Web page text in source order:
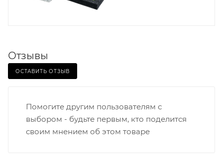
Отзывы
ОСТАВИТЬ ОТЗЫВ
Помогите другим пользователям с
выбором - будьте первым, кто поделится
своим мнением об этом товаре